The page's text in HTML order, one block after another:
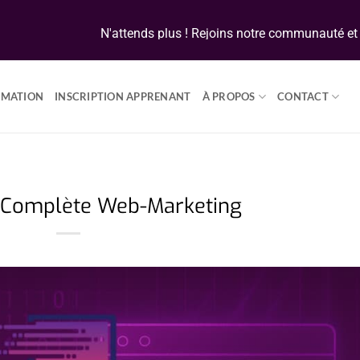
N'attends plus ! Rejoins notre communauté et
INSCRIPTION APPRENANT À PROPOS CONTACT
Web-Marketing